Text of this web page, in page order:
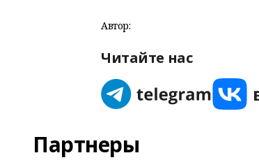
Автор:
Читайте нас
Партнеры